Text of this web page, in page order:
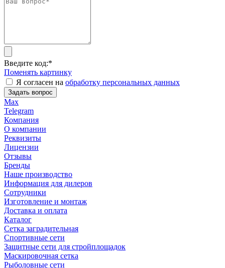
Введите код:*
Поменять картинку
Я согласен на обработку персональных данных
Задать вопрос
Max
Telegram
Компания
О компании
Реквизиты
Лицензии
Отзывы
Бренды
Наше производство
Информация для дилеров
Сотрудники
Изготовление и монтаж
Доставка и оплата
Каталог
Сетка заградительная
Спортивные сети
Защитные сети для стройплощадок
Маскировочная сетка
Рыболовные сети